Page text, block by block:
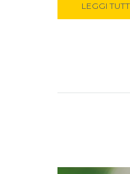
LEGGI